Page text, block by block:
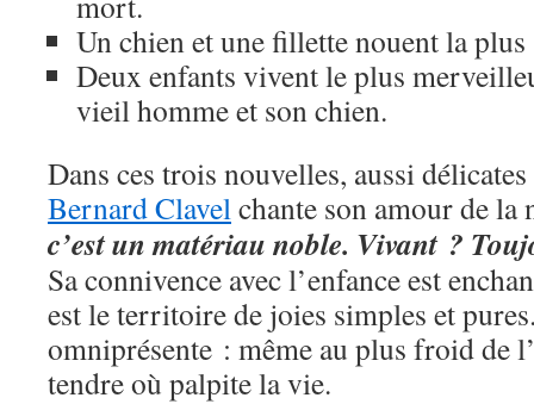
Un chien et une fillette nouent la
Deux enfants vivent le plus
vieil homme et son chien.
Dans ces trois nouvelles, aussi
Bernard Clavelchante son amour de la
c’est un matériau noble. Vivant ?
Sa connivence avec l’enfance est
est le territoire de joies simples et
omniprésente : même au plus froid de
tendre où palpite la vie.